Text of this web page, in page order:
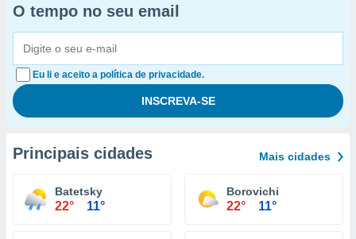
O tempo no seu email
Eu li e aceito a política de privacidade.
Principais cidades Mais cidades
Batetsky
22° 11°
Borovichi
22° 11°